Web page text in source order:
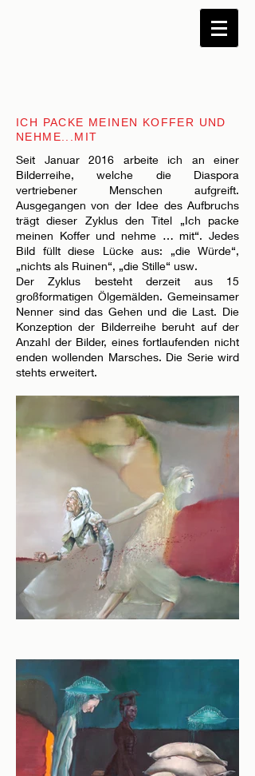
ICH PACKE MEINEN KOFFER UND
NEHME...MIT
Seit Januar 2016 arbeite ich an einer
Bilderreihe, welche die Diaspora
vertriebener Menschen aufgreift.
Ausgegangen von der Idee des Aufbruchs
trägt dieser Zyklus den Titel „Ich packe
meinen Koffer und nehme … mit“. Jedes
Bild füllt diese Lücke aus: „die Würde“,
„nichts als Ruinen“, „die Stille“ usw.
Der Zyklus besteht derzeit aus 15
großformatigen Ölgemälden. Gemeinsamer
Nenner sind das Gehen und die Last. Die
Konzeption der Bilderreihe beruht auf der
Anzahl der Bilder, eines fortlaufenden nicht
enden wollenden Marsches. Die Serie wird
stehts erweitert.